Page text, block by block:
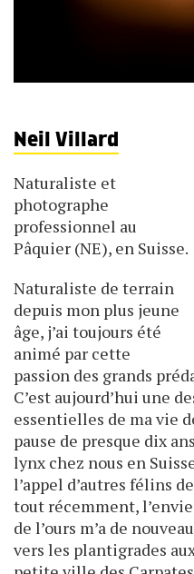
Neil Villard
Naturaliste et
photographe
professionnel au
Pâquier (NE), en Suisse.
Naturaliste de terrain
depuis mon plus jeune
âge, j’ai toujours été
animé par cette
passion des grands
C’est aujourd’hui une
essentielles de ma vie
pause de presque dix
lynx chez nous en
l’appel d’autres félins
tout récemment,
de l’ours m’a de
vers les plantigrades